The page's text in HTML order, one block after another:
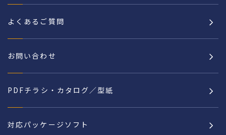
よくあるご質問
お問い合わせ
PDFチラシ・カタログ／型紙
対応パッケージソフト